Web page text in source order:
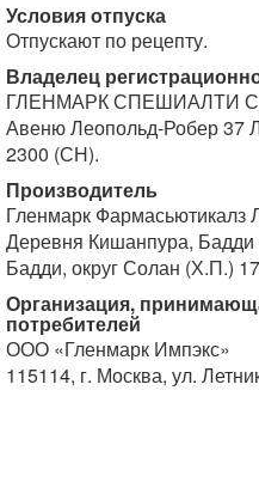
Условия отпуска
Отпускают по рецепту.
Владелец
ГЛЕНМАРК СПЕШИАЛТИ
Авеню Леопольд-Робер
2300 (СН).
Производитель
Гленмарк Фармасьютикалз
Деревня Кишанпура, Бадди
Бадди, округ Солан (Х.П.)
Организация,
потребителей
ООО «Гленмарк Импэкс»
115114, г. Москва, ул.